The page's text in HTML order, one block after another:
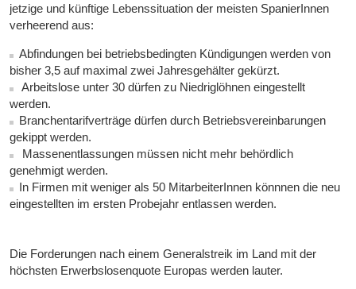
jetzige und künftige Lebenssituation der meisten SpanierInnen
verheerend aus:
Abfindungen bei betriebsbedingten Kündigungen werden von
bisher 3,5 auf maximal zwei Jahresgehälter gekürzt.
Arbeitslose unter 30 dürfen zu Niedriglöhnen eingestellt
werden.
Branchentarifverträge dürfen durch Betriebsvereinbarungen
gekippt werden.
Massenentlassungen müssen nicht mehr behördlich
genehmigt werden.
In Firmen mit weniger als 50 MitarbeiterInnen könnnen die neu
eingestellten im ersten Probejahr entlassen werden.
Die Forderungen nach einem Generalstreik im Land mit der
höchsten Erwerbslosenquote Europas werden lauter.